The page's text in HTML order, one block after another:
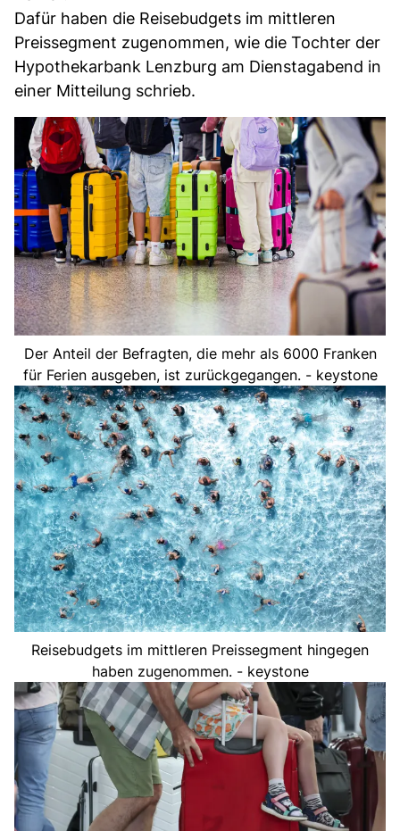
Dafür haben die Reisebudgets im mittleren
Preissegment zugenommen, wie die Tochter der
Hypothekarbank Lenzburg am Dienstagabend in
einer Mitteilung schrieb.
Der Anteil der Befragten, die mehr als 6000 Franken
für Ferien ausgeben, ist zurückgegangen. - keystone
Reisebudgets im mittleren Preissegment hingegen
haben zugenommen. - keystone